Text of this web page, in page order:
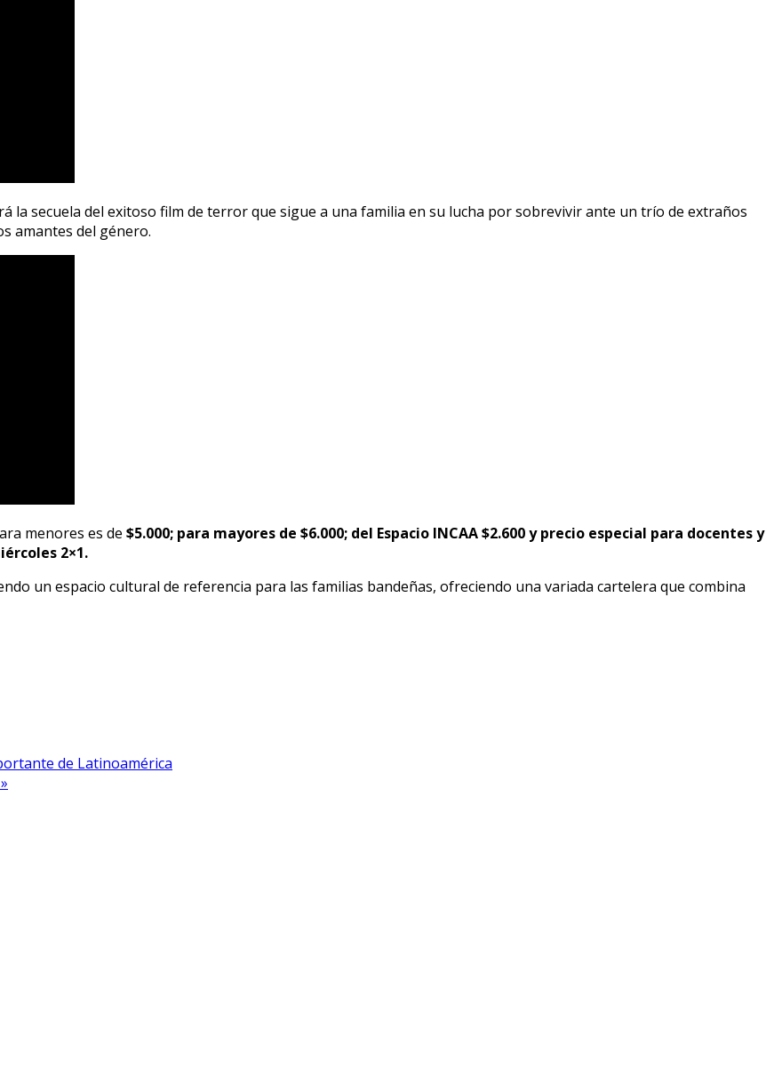
la secuela del exitoso film de terror que sigue a una familia en su lucha por sobrevivir ante un trío de extraños
amantes del género.
menores es de $5.000; para mayores de $6.000; del Espacio INCAA $2.600 y precio especial para docentes y
2×1.
un espacio cultural de referencia para las familias bandeñas, ofreciendo una variada cartelera que combina
de Latinoamérica